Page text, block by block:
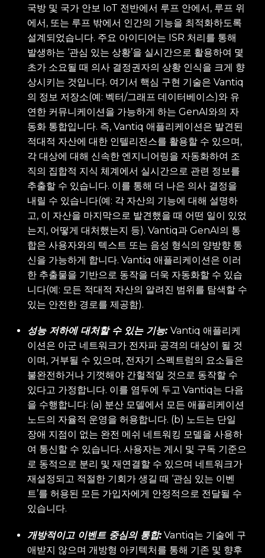
국방 및 국가 안보 IoT 전반에서 루프 안에서, 루프 위
에서, 또는 루프 밖에서 인간의 기능을 최적화하도록
설계되었습니다. 주요 아이디어는 ISR 처리를 통해
발생하는 ‘관심 있는 상황’을 실시간으로 활용하여 몇
초가 소요될 때 의사 결정권자의 상황 인식을 크게 향
상시키는 것입니다. 여기서 핵심 구현 기술은 Vantiq
의 정보 저장소(예: 벡터/그래프 데이터베이스)와 유
연한 커뮤니케이션을 가능하게 하는 GenAI와의 자
동화 통합입니다. 즉, Vantiq 애플리케이션은 발견된
적대적 자산에 대한 인텔리전스를 활용할 수 있으며,
각 대상에 대해 신속한 엔지니어링을 자동화하여 조
직의 집합적 지식 체계에서 실시간으로 관련 정보를
추출할 수 있습니다. 이를 통해 더 나은 의사 결정을
내릴 수 있습니다(예: 각 자산의 기능에 대해 설명하
고, 이 자산을 마지막으로 발견했을 때 어떤 일이 있었
는지, 어떻게 대처했는지 등). Vantiq과 GenAI의 통
합은 사용자와의 텍스트 또는 음성 형식의 양방향 통
신을 가능하게 합니다. Vantiq 애플리케이션은 이러
한 추출물을 기반으로 동작을 더욱 자동화할 수 있습
니다(예: 모든 적대적 자산의 알려진 범위를 탐색할 수
있는 안전한 경로를 제공함).
성능 저하에 대처할 수 있는 기능: Vantiq 애플리케
이션은 아군 네트워크가 전자파 공격의 대상이 될 것
이며, 거부될 수 있으며, 전자기 스펙트럼의 요소들은
불완전하거나 기껏해야 간헐적일 것으로 동작할 수
있다고 가정합니다. 이를 염두에 두고 Vantiq는 다음
을 수행합니다: (a) 분산 모델에서 모든 애플리케이션
노드의 자율적 운영을 허용합니다. (b) 노드는 단일
장애 지점이 없는 완전 메쉬 네트워킹 모델을 사용하
여 통신할 수 있습니다. 사용자는 게시 및 구독 기준으
로 동적으로 분리 및 재연결할 수 있으며 네트워크가
재설정되고 적절한 기회가 생길 때 ‘관심 있는 이벤
트’를 허용된 모든 가입자에게 안정적으로 전달될 수
있습니다.
개방적이고 이벤트 중심의 통합: Vantiq는 기술에 구
애받지 않으며 개방형 아키텍처를 통해 기존 및 향후